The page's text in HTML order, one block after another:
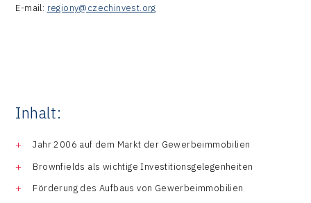
E-mail: regiony@czechinvest.org
Inhalt:
Jahr 2006 auf dem Markt der Gewerbeimmobilien
Brownfields als wichtige Investitionsgelegenheiten
Förderung des Aufbaus von Gewerbeimmobilien